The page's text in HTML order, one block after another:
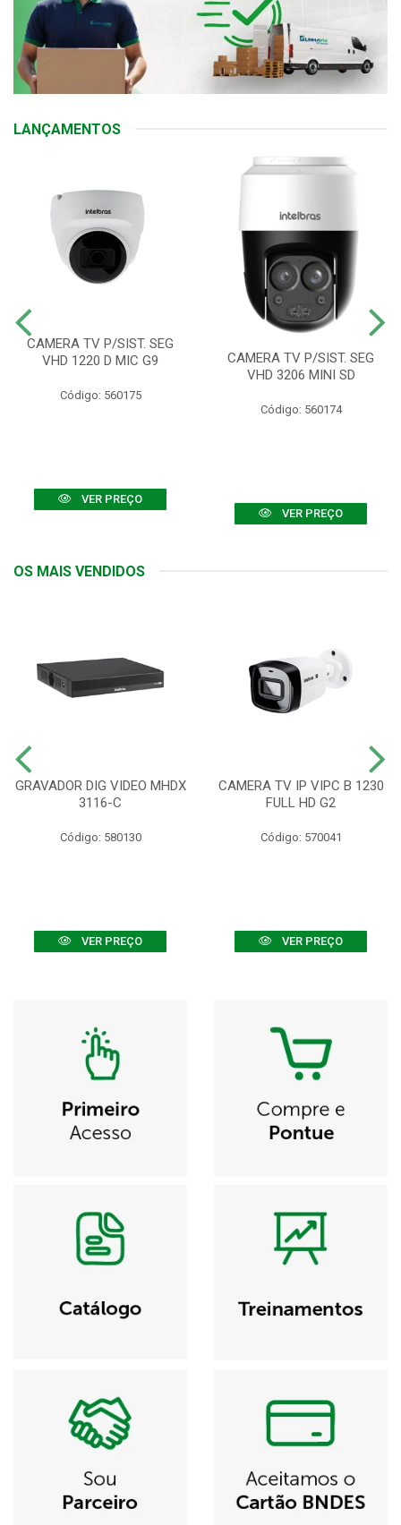
LANÇAMENTOS
CAMERA TV P/SIST. SEG
VHD 1220 D MIC G9
Código: 560175
VER PREÇO
CAMERA TV P/SIST. SEG
VHD 3206 MINI SD
Código: 560174
VER PREÇO
OS MAIS VENDIDOS
GRAVADOR DIG VIDEO MHDX
3116-C
Código: 580130
VER PREÇO
CAMERA TV IP VIPC B 1230
FULL HD G2
Código: 570041
VER PREÇO